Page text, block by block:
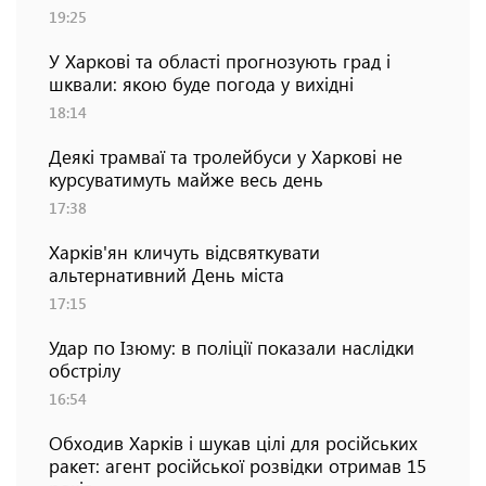
19:25
У Харкові та області прогнозують град і
шквали: якою буде погода у вихідні
18:14
Деякі трамваї та тролейбуси у Харкові не
курсуватимуть майже весь день
17:38
Харків'ян кличуть відсвяткувати
альтернативний День міста
17:15
Удар по Ізюму: в поліції показали наслідки
обстрілу
16:54
Обходив Харків і шукав цілі для російських
ракет: агент російської розвідки отримав 15